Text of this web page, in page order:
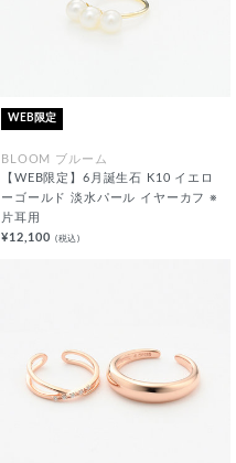
WEB限定
BLOOM ブルーム
【WEB限定】6月誕生石 K10 イエロ
ーゴールド 淡水パール イヤーカフ ※
片耳用
¥12,100 (税込)